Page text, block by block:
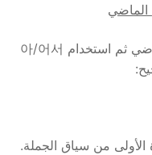
لا يمكنك تصريف كلمة إلى الزمن الماضي ثم استخدام 아/어서
الأولى من سياق الجملة.